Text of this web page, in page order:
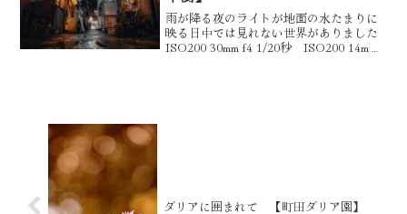
雨が降る夜のライトが地面の水たまりに
映る日中では見れない世界がありました
ISO200 30mm f4 1/20秒 ISO200 14mm
ダリアに囲まれて 【町田ダリア園】